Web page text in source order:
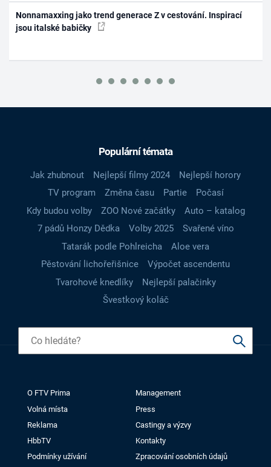
Nonnamaxxing jako trend generace Z v cestování. Inspirací
jsou italské babičky
Populární témata
Jak zhubnout Nejlepší filmy 2024
Nejlepší horory
TV program
Změna času Partie
Počasí
Kdy budou volby
ZOO Nové začátky
Auto – katalog
7 pádů Honzy Dědka
Volby 2025
Svařené víno
Tatarák podle Pohlreicha
Aloe vera
Pěstování lichořeřišnice
Výpočet ascendentu
Tvarohové knedlíky
Nejlepší palačinky
Švestkový koláč
O FTV Prima
Management
Volná místa
Press
Reklama
Castingy a výzvy
HbbTV
Kontakty
Podmínky užívání
Zpracování osobních údajů